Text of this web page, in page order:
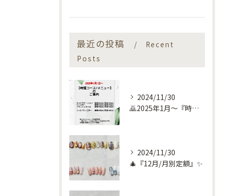
最近の投稿
Recent
Posts
2024/11/30
🙇2025年1月～『時短コース』のお知らせ🙇
2024/11/30
🎄『12月/月別定額』✨